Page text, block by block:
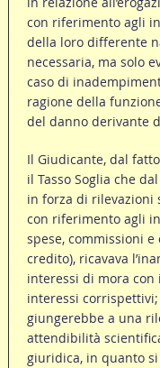
con riferimento agli
della loro differente
necessaria, ma solo
caso di
ragione della
del danno derivante
Il Giudicante, dal
il Tasso Soglia che
in forza di rilevazioni
con riferimento agli
spese, commissioni e
credito), ricavava
interessi di mora con
interessi
giungerebbe a una
attendibilità
giuridica, in quanto